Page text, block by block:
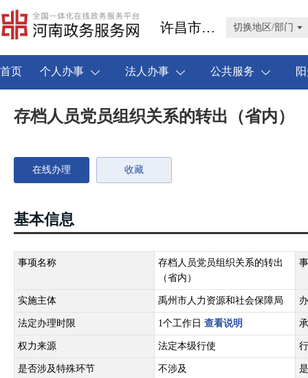
许昌市禹州市 切换地区/部门
首页 个人办事 法人办事 公共服务
存档人员党员组织关系的转出（省内）
在线办理 收藏
基本信息
事项名称
存档人员党员组织关系的转出
（省内）
实施主体 禹州市人力资源和社会保障局
法定办理时限 1个工作日 查看说明
权力来源 法定本级行使
是否涉及特殊环节 不涉及